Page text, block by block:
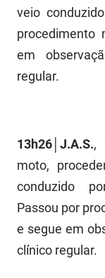
PBPREV
Projeto Cooperar
Polícia Militar
Polícia Civil
Rádio Tabajara
SUDEMA
veio
procedimento
em
regular.
13h26│J.A.S.,
moto,
conduzido
Passou por
e segue em
clínico regular.